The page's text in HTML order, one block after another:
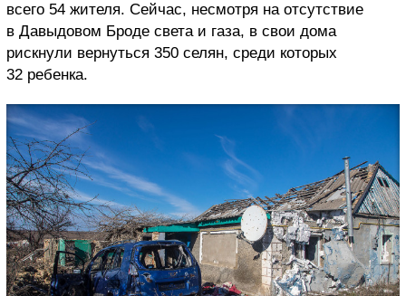
всего 54 жителя. Сейчас, несмотря на отсутствие
в Давыдовом Броде света и газа, в свои дома
рискнули вернуться 350 селян, среди которых
32 ребенка.